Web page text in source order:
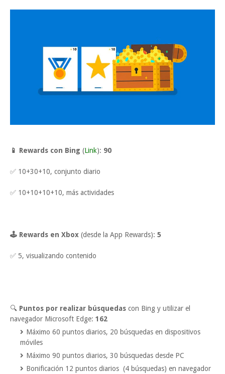
📱 Rewards con Bing (Link): 90
✅ 10+30+10, conjunto diario
✅ 10+10+10+10, más actividades
🕹 Rewards en Xbox (desde la App Rewards): 5
✅ 5, visualizando contenido
🔍 Puntos por realizar búsquedas con Bing y utilizar el
navegador Microsoft Edge: 162
Máximo 60 puntos diarios, 20 búsquedas en dispositivos
móviles
Máximo 90 puntos diarios, 30 búsquedas desde PC
Bonificación 12 puntos diarios (4 búsquedas) en navegador